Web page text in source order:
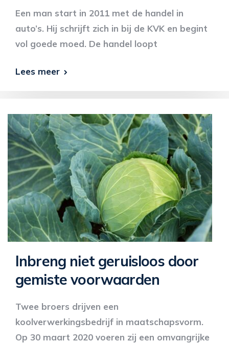
Een man start in 2011 met de handel in
auto’s. Hij schrijft zich in bij de KVK en begint
vol goede moed. De handel loopt
Lees meer
Inbreng niet geruisloos door
gemiste voorwaarden
Twee broers drijven een
koolverwerkingsbedrijf in maatschapsvorm.
Op 30 maart 2020 voeren zij een omvangrijke